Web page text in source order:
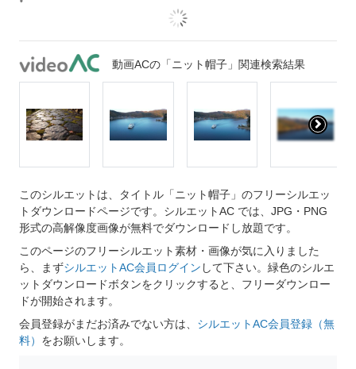
動画ACの「ニット帽子」関連検索結果
このシルエットは、タイトル「ニット帽子」のフリーシルエッ
トダウンロードページです。シルエットAC では、JPG・PNG
形式の高解像度画像が無料でダウンロードし放題です。
このページのフリーシルエット素材・画像が気に入りました
ら、まずシルエットAC会員ログイン して下さい。緑色のシルエ
ットダウンロードボタンをクリックすると、フリーダウンロー
ドが開始されます。
会員登録がまだお済みでない方は、 シルエットAC会員登録（無
料） をお願いします。